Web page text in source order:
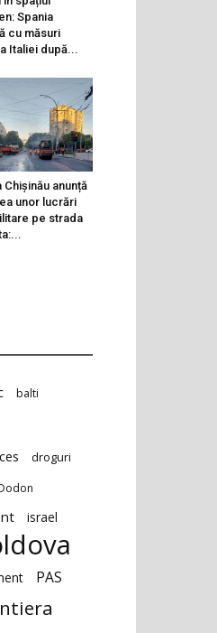
Spania
cu măsuri
Italiei după...
Chișinău anunță
unor lucrări
pe strada
balti
droguri
israel
PAS